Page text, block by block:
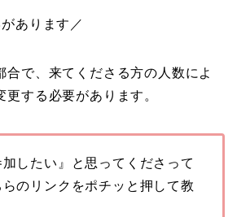
あります／
合で、来てくださる方の人数によ
更する必要があります。
加したい』と思ってくださって
のリンクをポチッと押して教